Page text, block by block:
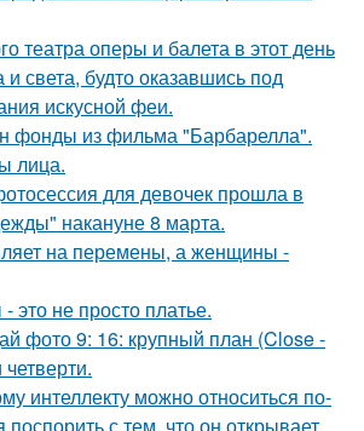
театра оперы и балета в этот день
света, будто оказавшись под
искусной феи.
фонды из фильма "Барбарелла".
лица.
для девочек прошла в
накануне 8 марта.
на перемены, а женщины -
это не просто платье.
фото 9: 16: крупный план (Close -
интеллекту можно относиться по-
поспорить с тем, что он открывает